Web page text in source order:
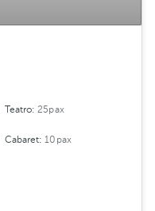
Teatro:25pax
Cabaret:10pax